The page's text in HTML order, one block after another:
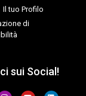
Il tuo Profilo
di
sui Social!